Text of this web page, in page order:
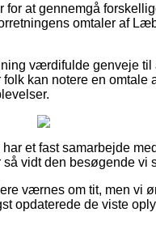
at gennemgå
omtaler af
værdifulde genveje til
kan notere en omtale
et fast samarbejde
vidt den besøgende vi
værnes om tit, men vi
opdaterede de viste